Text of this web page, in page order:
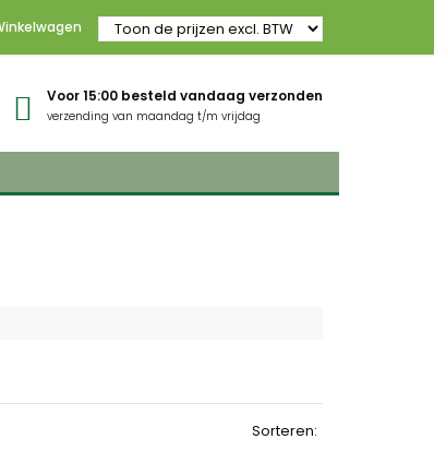
Voor 15:00 besteld vandaag verzonden
verzending van maandag t/m vrijdag
Sorteren: